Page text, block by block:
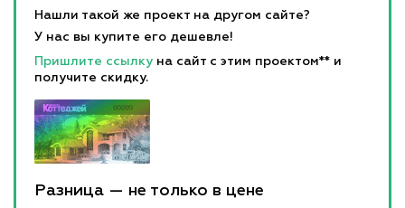
Нашли такой же проект на другом сайте?
У нас вы купите его дешевле!
Пришлите ссылку на сайт с этим проектом** и
получите скидку.
Разница — не только в цене